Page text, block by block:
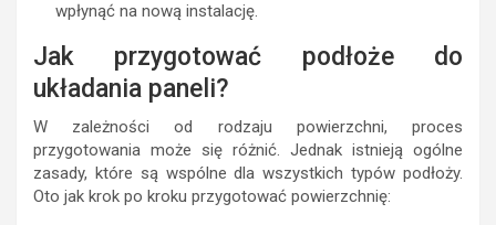
wpłynąć na nową instalację.
Jak przygotować podłoże do
układania paneli?
W zależności od rodzaju powierzchni, proces
przygotowania może się różnić. Jednak istnieją ogólne
zasady, które są wspólne dla wszystkich typów podłoży.
Oto jak krok po kroku przygotować powierzchnię: